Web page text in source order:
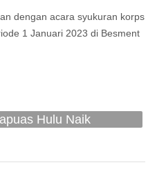
dengan acara syukuran korps
1 Januari 2023 di Besment
Hulu Naik